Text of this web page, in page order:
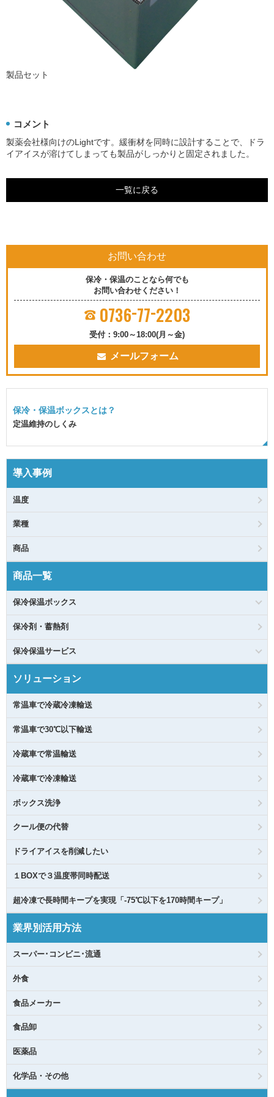
製品セット
コメント
製薬会社様向けのLightです。緩衝材を同時に設計することで、ドラ
イアイスが溶けてしまっても製品がしっかりと固定されました。
一覧に戻る
お問い合わせ
保冷・保温のことなら何でも
お問い合わせください！
0736-77-2203
受付：9:00～18:00(月～金)
メールフォーム
保冷・保温ボックスとは？
定温維持のしくみ
導入事例
温度
業種
商品
商品一覧
保冷保温ボックス
保冷剤・蓄熱剤
保冷保温サービス
ソリューション
常温車で冷蔵冷凍輸送
常温車で30℃以下輸送
冷蔵車で常温輸送
冷蔵車で冷凍輸送
ボックス洗浄
クール便の代替
ドライアイスを削減したい
１BOXで３温度帯同時配送
超冷凍で長時間キープを実現「-75℃以下を170時間キープ」
業界別活用方法
スーパー･コンビニ･流通
外食
食品メーカー
食品卸
医薬品
化学品・その他